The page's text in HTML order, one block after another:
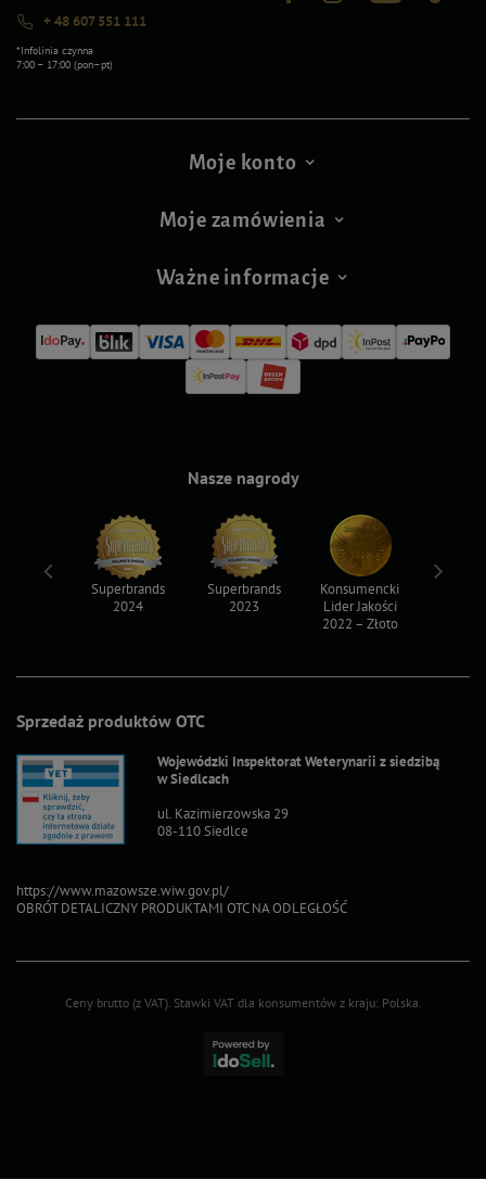
+ 48 607 551 111
*Infolinia czynna
7:00 – 17:00 (pon–pt)
Moje konto
Moje zamówienia
Ważne informacje
Sprzedaż produktów OTC
Wojewódzki Inspektorat Weterynarii z siedzibą
w Siedlcach
ul. Kazimierzowska 29
08-110 Siedlce
https://www.mazowsze.wiw.gov.pl/
OBRÓT DETALICZNY PRODUKTAMI OTC NA ODLEGŁOŚĆ
Nasze nagrody
Superbrands
2024
Superbrands
2023
Konsumencki
Lider Jakości
2022 – Złoto
Ceny brutto (z VAT). Stawki VAT dla konsumentów z kraju: Polska